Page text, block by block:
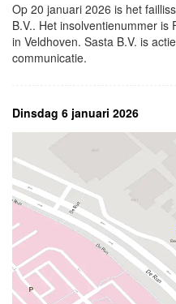
Op 20 januari 2026 is het
B.V.. Het insolventienummer is
in Veldhoven. Sasta B.V. is
communicatie.
Dinsdag 6 januari 2026